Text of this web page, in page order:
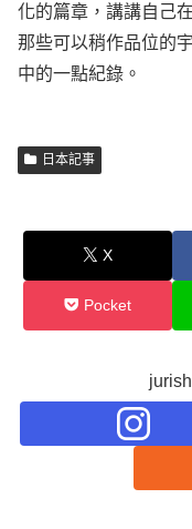
化的篇章，講講自己
那些可以稍作品位的
中的一點紀錄。
日本記事
X
Pocket